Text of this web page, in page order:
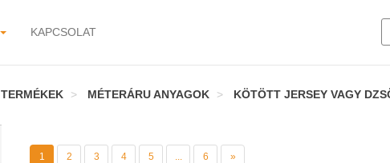
KAPCSOLAT
TERMÉKEK MÉTERÁRU ANYAGOK KÖTÖTT JERSEY VAGY
1 2 3 4 5 ... 6 »